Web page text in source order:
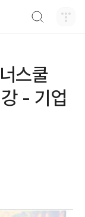
스쿨
- 기업